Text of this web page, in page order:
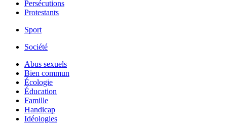
Persécutions
Protestants
Sport
Société
Abus sexuels
Bien commun
Écologie
Éducation
Famille
Handicap
Idéologies